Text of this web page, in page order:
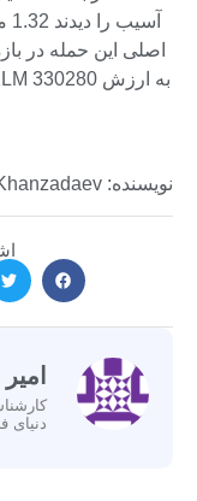
اصلی این حمله در
نویسنده: Gamza Khanzadaev
دنیای